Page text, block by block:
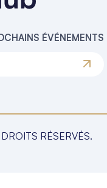
ÉVÉNEMENTS
RÉSERVÉS.